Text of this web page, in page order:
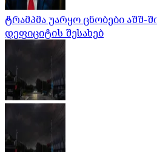
ტრამპმა უარყო ცნობები აშშ-
დეფიციტის შესახებ